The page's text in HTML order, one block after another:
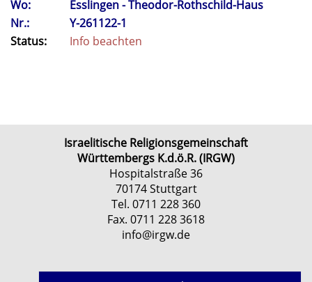
Wo:
Esslingen - Theodor-Rothschild-Haus
Nr.:
Y-261122-1
Status:
Info beachten
Israelitische Religionsgemeinschaft
Württembergs K.d.ö.R. (IRGW)
Hospitalstraße 36
70174 Stuttgart
Tel. 0711 228 360
Fax. 0711 228 3618
info@irgw.de